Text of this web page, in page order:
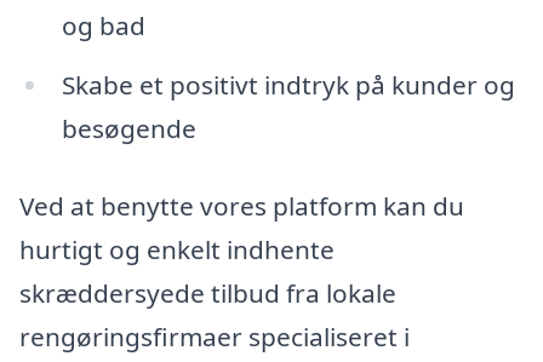
og bad
Skabe et positivt indtryk på kunder og
besøgende
Ved at benytte vores platform kan du
hurtigt og enkelt indhente
skræddersyede tilbud fra lokale
rengøringsfirmaer specialiseret i